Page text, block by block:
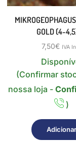
GOLD (4-
7,50€ IVA
(Confirmar
nossa loja -
)
Adicionar